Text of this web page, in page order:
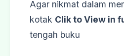
Agar nikmat dalam
kotak Clik to View in
tengah buku